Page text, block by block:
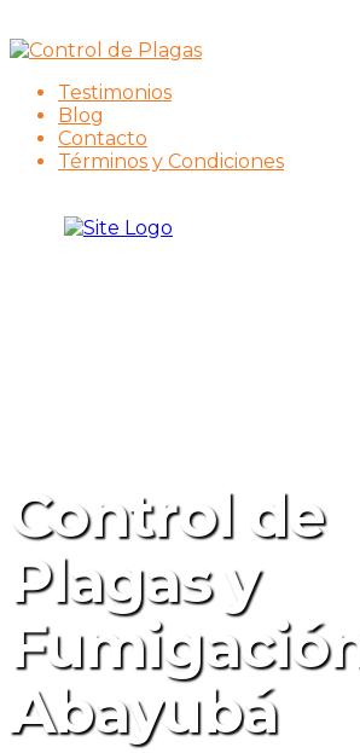
Testimonios
Blog
Contacto
Términos y Condiciones
Control de
Plagas y
Abayubá